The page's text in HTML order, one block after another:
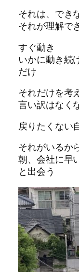
それは、でき
それが理解で
すぐ動き
いかに動き続
だけ
それだけを考
言い訳はなく
戻りたくない
それがいるか
朝、会社に早
と出会う